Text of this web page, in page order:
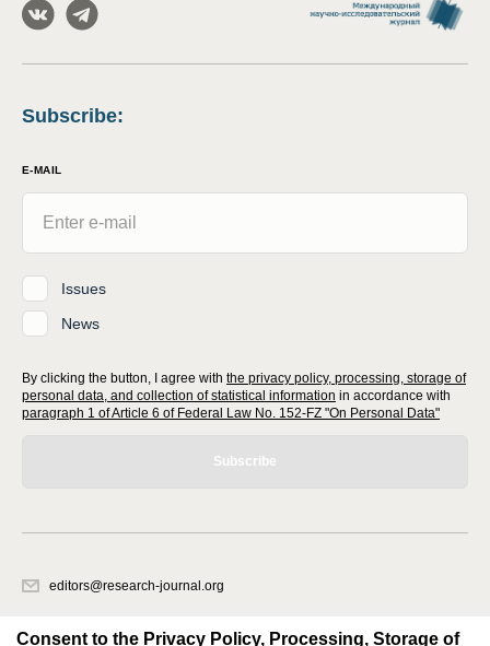
Subscribe:
E-MAIL
Issues
News
By clicking the button, I agree with the privacy policy, processing, storage of
personal data, and collection of statistical information in accordance with
paragraph 1 of Article 6 of Federal Law No. 152-FZ "On Personal Data"
Subscribe
editors@research-journal.org
office 1
Consent to the Privacy Policy, Processing, Storage of